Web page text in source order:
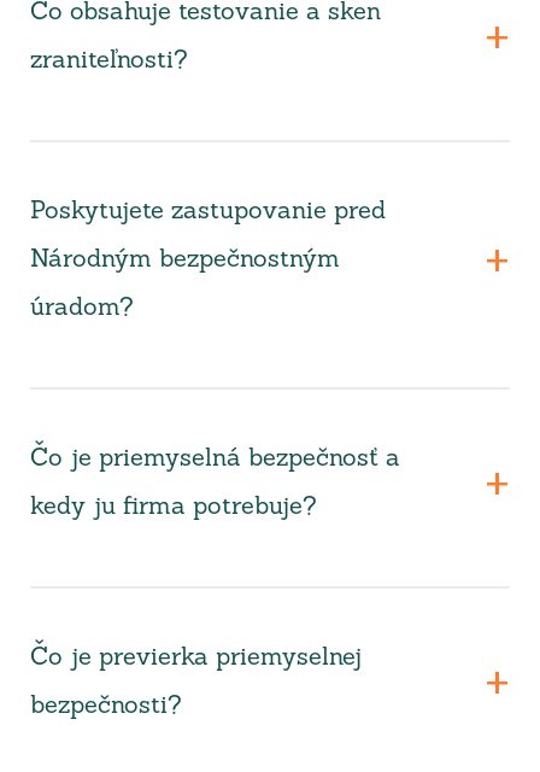
Čo obsahuje testovanie a sken
zraniteľnosti?
Poskytujete zastupovanie pred
Národným bezpečnostným
úradom?
Čo je priemyselná bezpečnosť a
kedy ju firma potrebuje?
Čo je previerka priemyselnej
bezpečnosti?